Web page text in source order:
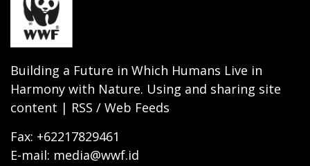
Building a Future in Which Humans Live in
Harmony with Nature. Using and sharing site
content | RSS / Web Feeds
Fax: +62217829461
E-mail: media@wwf.id